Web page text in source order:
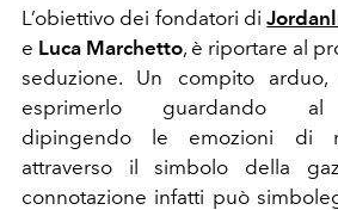
L’obiettivo dei fondatori di
e Luca Marchetto, è riportare al
seduzione. Un compito
esprimerlo guardando al
dipingendo le emozioni di
attraverso il simbolo della
connotazione infatti può